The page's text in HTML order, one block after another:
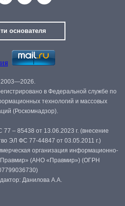
основателя
в Федеральной службе по
технологий и массовых
(Роскомнадзор).
– 85438 от 13.06.2023 г. (внесение
ЭЛ ФС 77-44847 от 03.05.2011 г.)
организация информационно-
(АНО «Правмир») (ОГРН
Данилова А.А.